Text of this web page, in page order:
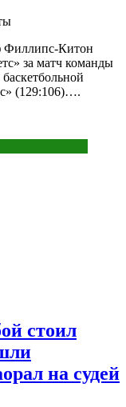
Филлипс-Китон
за матч команды
(129:106)….
стоил
на судей